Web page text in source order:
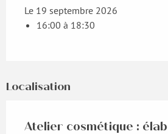
Le 19 septembre 2026
16:00 à 18:30
Localisation
Atelier cosmétique :